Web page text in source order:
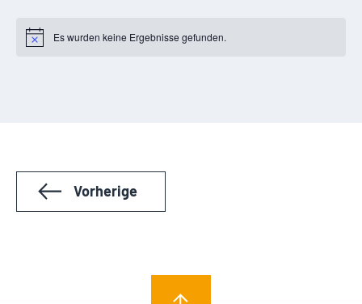
Notice Es wurden keine Ergebnisse gefunden.
VorherigeVeranstaltungen